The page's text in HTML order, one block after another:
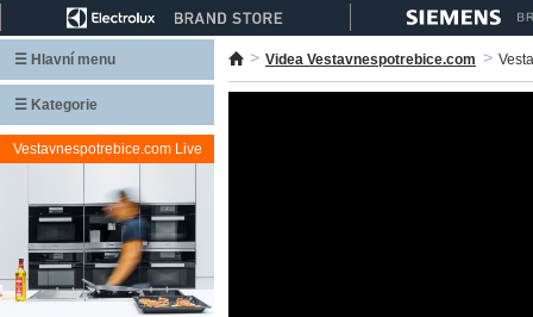
Videa Vestavnespotrebice.com
☰ Hlavní menu
☰ Kategorie
Vestavnespotrebice.com Live